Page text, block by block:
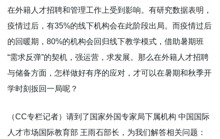
在外籍人才招聘和管理工作上受到影响。有研究数据表明，
疫情过后，有35%的线下机构会在此阶段出局。而疫情过后
的回暖期，80%的机构会回归线下教学模式，借助暑期班
“需求反弹”的契机，强运营，求发展。那么在外籍人才招聘
与储备方面，怎样做好有序的应对，才可以在暑期和秋季开
学时刻扳回一局呢？
（CC专栏记者）请到了国家外国专家局下属机构 中国国际
人才市场国际教育部 王雨石部长，为我们解答相关问题：